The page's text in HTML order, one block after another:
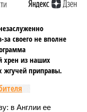
своего не вполне
хрен из наших
жгучей приправы.
в Англии ее